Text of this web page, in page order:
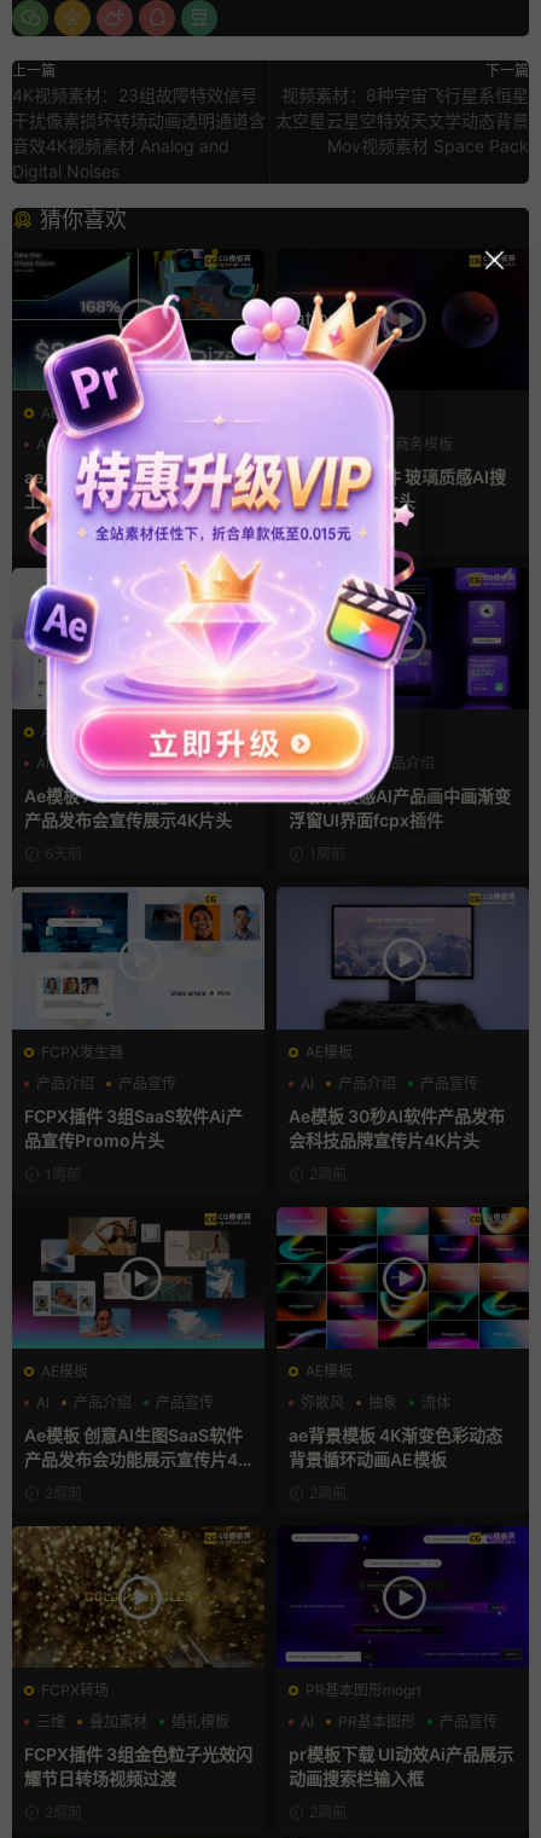
上一篇
4K视频素材：23组故障特效信号
干扰像素损坏转场动画透明通道含
音效4K视频素材 Analog and
Digital Noises
下一篇
视频素材：8种宇宙飞行星系恒星
太空星云星空特效天文学动态背景
Mov视频素材 Space Pack
猜你喜欢
AE模板
AI
产品介绍
ae片头模板 36秒科技感AI人
工智能SaaS产品图文数据展示
宣传视频AE模板
1天前
FCPX发生器
商务模板
支持Intel+M芯片
FCPX中文插件 玻璃质感AI搜
索Logo展示片头
6天前
AE模板
AI
产品介绍 产品宣传
Ae模板 AI人工智能SaaS软件
产品发布会宣传展示4K片头
6天前
FCPX字幕
AI
UI 产品介绍
10款科技感AI产品画中画渐变
浮窗UI界面fcpx插件
1周前
FCPX发生器
产品介绍
产品宣传
产品展示
FCPX插件 3组SaaS软件Ai产
品宣传Promo片头
1周前
AE模板
AI
产品介绍 产品宣传
Ae模板 30秒AI软件产品发布
会科技品牌宣传片4K片头
2周前
AE模板
AI
产品介绍 产品宣传
Ae模板 创意AI生图SaaS软件
产品发布会功能展示宣传片4K
片头2周前
AE模板
弥散风
抽象 流体
ae背景模板 4K渐变色彩动态
背景循环动画AE模板
2周前
FCPX转场
三维
叠加素材 婚礼模板
FCPX插件 3组金色粒子光效闪
耀节日转场视频过渡
2周前
PR基本图形mogrt
AI
PR基本图形 产品宣传
pr模板下载 UI动效Ai产品展示
动画搜索栏输入框
2周前